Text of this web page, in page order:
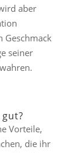
aber
Geschmack
seiner
Vorteile,
die ihr